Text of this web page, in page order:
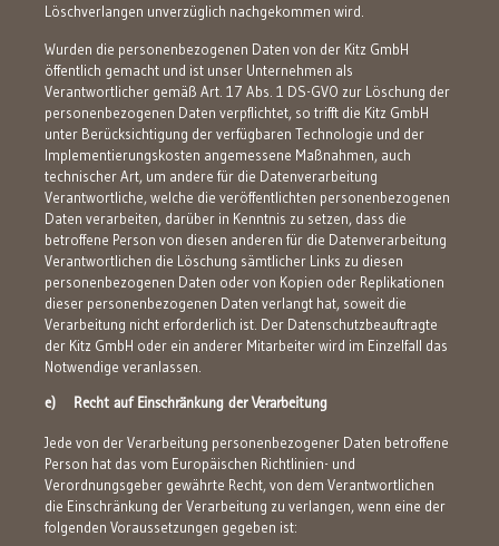
Löschverlangen unverzüglich nachgekommen wird.
Wurden die personenbezogenen Daten von der Kitz GmbH
öffentlich gemacht und ist unser Unternehmen als
Verantwortlicher gemäß Art. 17 Abs. 1 DS-GVO zur Löschung der
personenbezogenen Daten verpflichtet, so trifft die Kitz GmbH
unter Berücksichtigung der verfügbaren Technologie und der
Implementierungskosten angemessene Maßnahmen, auch
technischer Art, um andere für die Datenverarbeitung
Verantwortliche, welche die veröffentlichten personenbezogenen
Daten verarbeiten, darüber in Kenntnis zu setzen, dass die
betroffene Person von diesen anderen für die Datenverarbeitung
Verantwortlichen die Löschung sämtlicher Links zu diesen
personenbezogenen Daten oder von Kopien oder Replikationen
dieser personenbezogenen Daten verlangt hat, soweit die
Verarbeitung nicht erforderlich ist. Der Datenschutzbeauftragte
der Kitz GmbH oder ein anderer Mitarbeiter wird im Einzelfall das
Notwendige veranlassen.
e) Recht auf Einschränkung der Verarbeitung
Jede von der Verarbeitung personenbezogener Daten betroffene
Person hat das vom Europäischen Richtlinien- und
Verordnungsgeber gewährte Recht, von dem Verantwortlichen
die Einschränkung der Verarbeitung zu verlangen, wenn eine der
folgenden Voraussetzungen gegeben ist: